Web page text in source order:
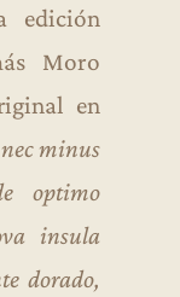
edición
Moro
en
minus
optimo
insula
dorado,